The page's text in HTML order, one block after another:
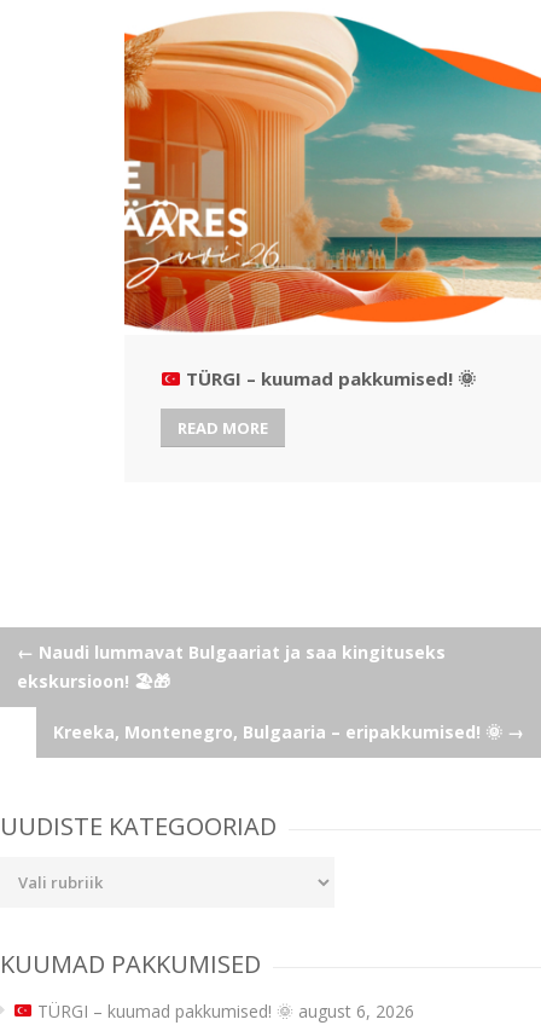
TÜRGI – kuumad pakkumised! 🌞
READ MORE
Post
navigation
← Naudi lummavat Bulgaariat ja saa kingituseks
ekskursioon! 🏖️🎁
Kreeka, Montenegro, Bulgaaria – eripakkumised! 🌞 →
UUDISTE KATEGOORIAD
KUUMAD PAKKUMISED
TÜRGI – kuumad pakkumised! 🌞 august 6, 2026